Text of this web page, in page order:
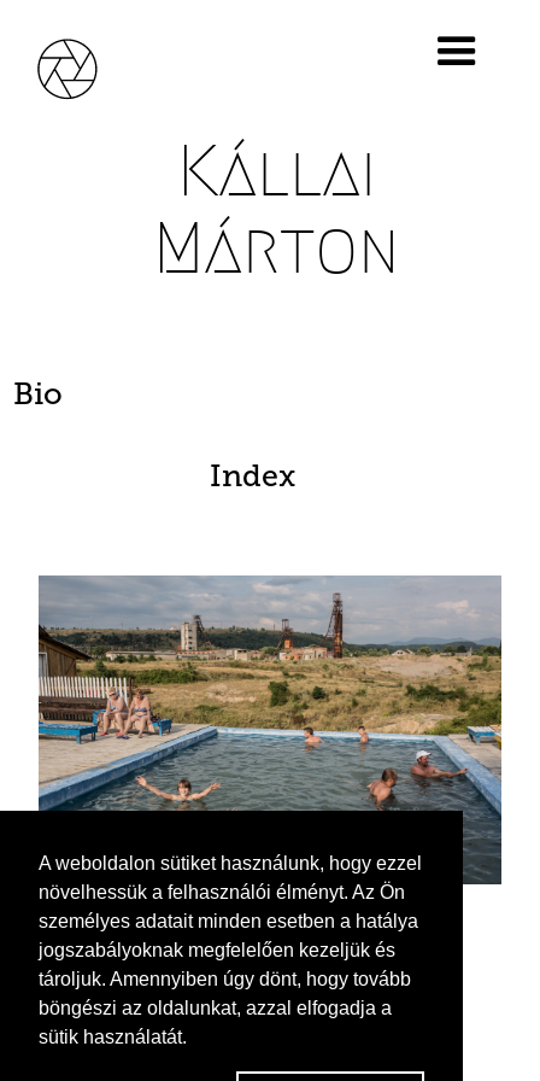
A weboldalon sütiket használunk, hogy ezzel
növelhessük a felhasználói élményt. Az Ön
személyes adatait minden esetben a hatálya
jogszabályoknak megfelelően kezeljük és
tároljuk. Amennyiben úgy dönt, hogy tovább
böngészi az oldalunkat, azzal elfogadja a
sütik használatát.
Kállai
Márton
Bio
Index